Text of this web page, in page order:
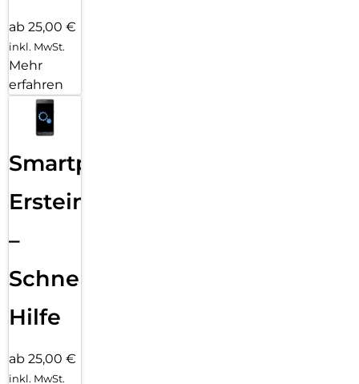
ab 25,00 €
inkl. MwSt.
Mehr
erfahren
Smartphone
Ersteinrichtung
–
Schnelle
Hilfe
ab 25,00 €
inkl. MwSt.